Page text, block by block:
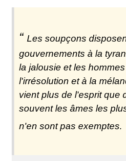
Les soupçons
gouvernements à la
la jalousie et les
l'irrésolution et à la
vient plus de l'esprit que
souvent les âmes les
n'en sont pas exemptes.